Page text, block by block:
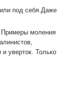
под себя.Даже
Примеры моления
уверток. Только